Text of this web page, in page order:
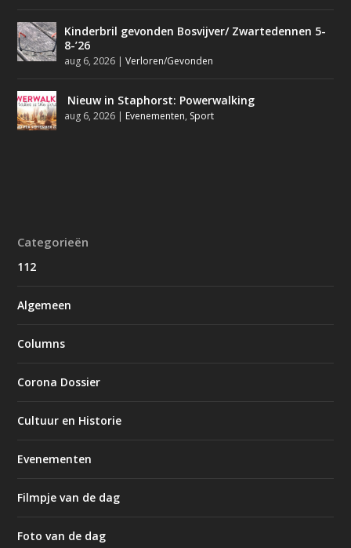
Kinderbril gevonden Bosvijver/ Zwartedennen 5-
8-’26
aug 6, 2026 |Verloren/Gevonden
Nieuw in Staphorst: Powerwalking
aug 6, 2026 | Evenementen, Sport
Categorieën
112
Algemeen
Columns
Corona Dossier
Cultuur en Historie
Evenementen
Filmpje van de dag
Foto van de dag